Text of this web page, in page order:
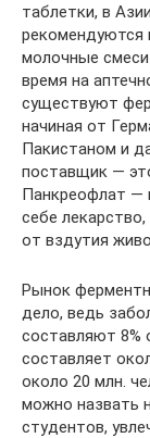
таблетки, в
рекомендуются
молочные
время на
существуют
начиная от
Пакистаном и
поставщик —
Панкреофлат —
себе
от вздутия
Рынок
дело, ведь
составляют 8%
составляет
около 20 млн.
можно назвать
студентов,